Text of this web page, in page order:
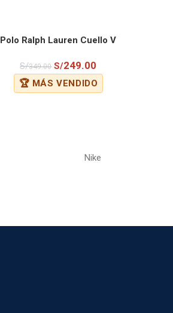
Polo Ralph Lauren Cuello V
S/349.00 S/249.00
🏆 MÁS VENDIDO
Nike